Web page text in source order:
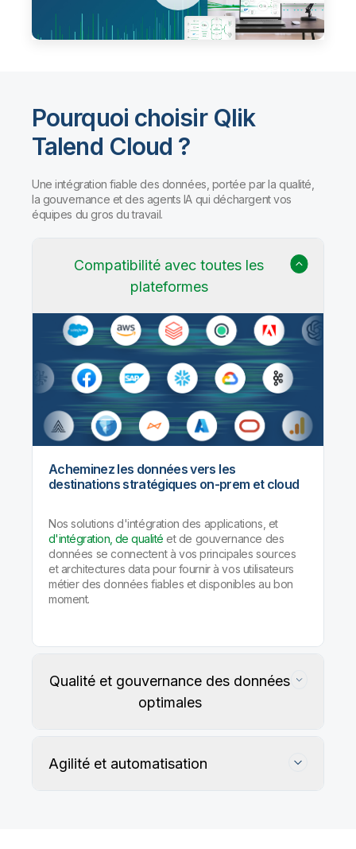
Pourquoi choisir Qlik
Talend Cloud ?
Une intégration fiable des données, portée par la qualité,
la gouvernance et des agents IA qui déchargent vos
équipes du gros du travail.
Compatibilité avec toutes les
plateformes
Acheminez les données vers les
destinations stratégiques on-prem et cloud
Nos solutions d'intégration des applications, et
d'intégration, de qualité et de gouvernance des
données se connectent à vos principales sources
et architectures data pour fournir à vos utilisateurs
métier des données fiables et disponibles au bon
moment.
Qualité et gouvernance des données
optimales
Agilité et automatisation